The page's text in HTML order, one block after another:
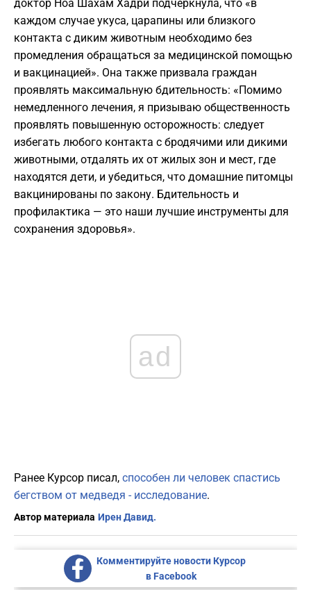
доктор Ноа Шахам Хадри подчеркнула, что «в
каждом случае укуса, царапины или близкого
контакта с диким животным необходимо без
промедления обращаться за медицинской помощью
и вакцинацией». Она также призвала граждан
проявлять максимальную бдительность: «Помимо
немедленного лечения, я призываю общественность
проявлять повышенную осторожность: следует
избегать любого контакта с бродячими или дикими
животными, отдалять их от жилых зон и мест, где
находятся дети, и убедиться, что домашние питомцы
вакцинированы по закону. Бдительность и
профилактика — это наши лучшие инструменты для
сохранения здоровья».
ad
Ранее Курсор писал, способен ли человек спастись
бегством от медведя - исследование.
Автор материала Ирен Давид.
Комментируйте новости Курсор
в Facebook